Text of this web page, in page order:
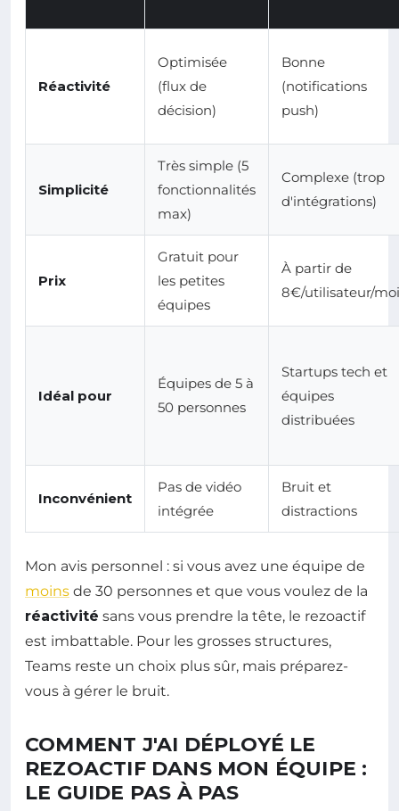
Réactivité
Optimisée
(flux de
décision)
Bonne
(notifications
push)
Simplicité
Très simple (5
fonctionnalités
max)
Complexe (trop
d'intégrations)
Prix
Gratuit pour
les petites
équipes
À partir de
8€/utilisateur/
Idéal pour
Équipes de 5 à
50 personnes
Startups tech et
équipes
distribuées
Inconvénient
Pas de vidéo
intégrée
Bruit et
distractions
Mon avis personnel : si vous avez une équipe de
moins de 30 personnes et que vous voulez de la
réactivité sans vous prendre la tête, le rezoactif
est imbattable. Pour les grosses structures,
Teams reste un choix plus sûr, mais préparez-
vous à gérer le bruit.
COMMENT J'AI DÉPLOYÉ LE
REZOACTIF DANS MON ÉQUIPE :
LE GUIDE PAS À PAS